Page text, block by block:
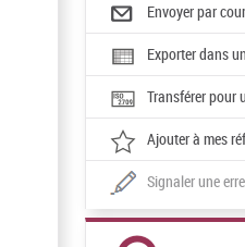
Envoyer par
Exporter dans
Transférer pour
Ajouter à mes
Signaler une